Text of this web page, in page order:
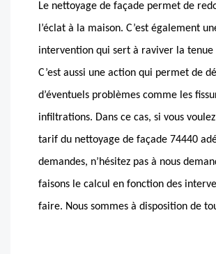
Le nettoyage de façade permet de
l’éclat à la maison. C’est également
intervention qui sert à raviver la tenue
C’est aussi une action qui permet de
d’éventuels problèmes comme les
infiltrations. Dans ce cas, si vous
tarif du nettoyage de façade 74440
demandes, n’hésitez pas à nous
faisons le calcul en fonction des
faire. Nous sommes à disposition de